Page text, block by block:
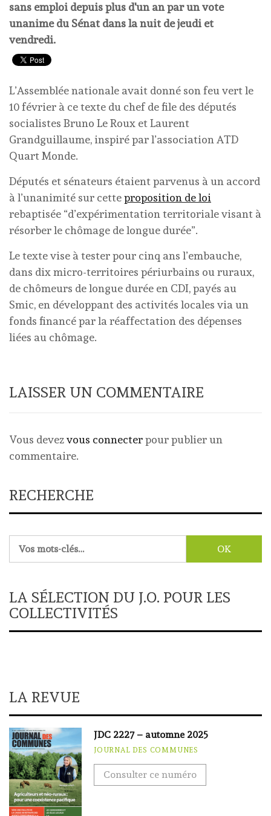
sans emploi depuis plus d'un an par un vote
unanime du Sénat dans la nuit de jeudi et
vendredi.
L’Assemblée nationale avait donné son feu vert le
10 février à ce texte du chef de file des députés
socialistes Bruno Le Roux et Laurent
Grandguillaume, inspiré par l’association ATD
Quart Monde.
Députés et sénateurs étaient parvenus à un accord
à l’unanimité sur cetteproposition de loi
rebaptisée “d’expérimentation territoriale visant à
résorber le chômage de longue durée”.
Le texte vise à tester pour cinq ans l’embauche,
dans dix micro-territoires périurbains ou ruraux,
de chômeurs de longue durée en CDI, payés au
Smic, en développant des activités locales via un
fonds financé par la réaffectation des dépenses
liées au chômage.
LAISSER UN COMMENTAIRE
Vous devezvous connecterpour publier un
commentaire.
RECHERCHE
LA SÉLECTION DU J.O. POUR LES
COLLECTIVITÉS
LA REVUE
JDC 2227 – automne 2025
JOURNAL DES COMMUNES
Consulter ce numéro